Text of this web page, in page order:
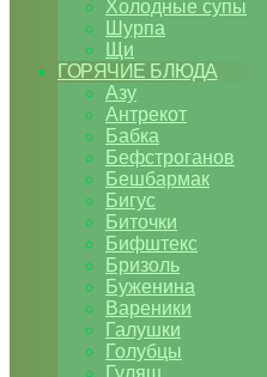
Холодные супы
Шурпа
Щи
ГОРЯЧИЕ БЛЮДА
Азу
Антрекот
Бабка
Бефстроганов
Бешбармак
Бигус
Биточки
Бифштекс
Бризоль
Буженина
Вареники
Галушки
Голубцы
Гуляш